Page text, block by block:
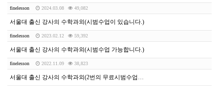
finelesson 2024.03.08 49,082
서울대 출신 강사의 수학과외(시범수업이 있습니다.)
finelesson 2023.02.12 59,392
서울대 출신 강사의 수학과외(시범수업 가능합니다.)
finelesson 2022.11.09 38,823
서울대 출신 강사의 수학과외(2번의 무료시범수업이 있습니다.)